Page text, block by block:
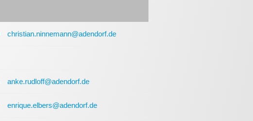
christian.ninnemann@adendorf.de
anke.rudloff@adendorf.de
enrique.elbers@adendorf.de